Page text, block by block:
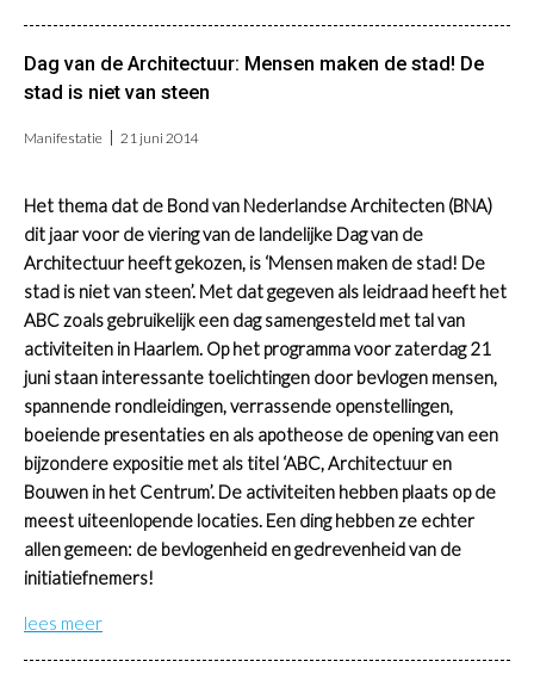
Dag van de Architectuur: Mensen maken de stad! De
stad is niet van steen
Manifestatie 21 juni 2014
Het thema dat de Bond van Nederlandse Architecten (BNA)
dit jaar voor de viering van de landelijke Dag van de
Architectuur heeft gekozen, is ‘Mensen maken de stad! De
stad is niet van steen’. Met dat gegeven als leidraad heeft het
ABC zoals gebruikelijk een dag samengesteld met tal van
activiteiten in Haarlem. Op het programma voor zaterdag 21
juni staan interessante toelichtingen door bevlogen mensen,
spannende rondleidingen, verrassende openstellingen,
boeiende presentaties en als apotheose de opening van een
bijzondere expositie met als titel ‘ABC, Architectuur en
Bouwen in het Centrum’. De activiteiten hebben plaats op de
meest uiteenlopende locaties. Een ding hebben ze echter
allen gemeen: de bevlogenheid en gedrevenheid van de
initiatiefnemers!
lees meer